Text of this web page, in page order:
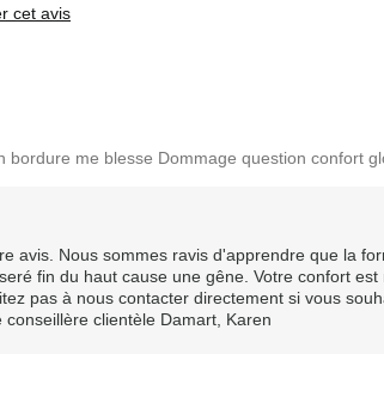
cet avis
me blesse Dommage question confort
avis. Nous sommes ravis d'apprendre que la
fin du haut cause une gêne. Votre confort
pas à nous contacter directement si vous
clientèle Damart, Karen